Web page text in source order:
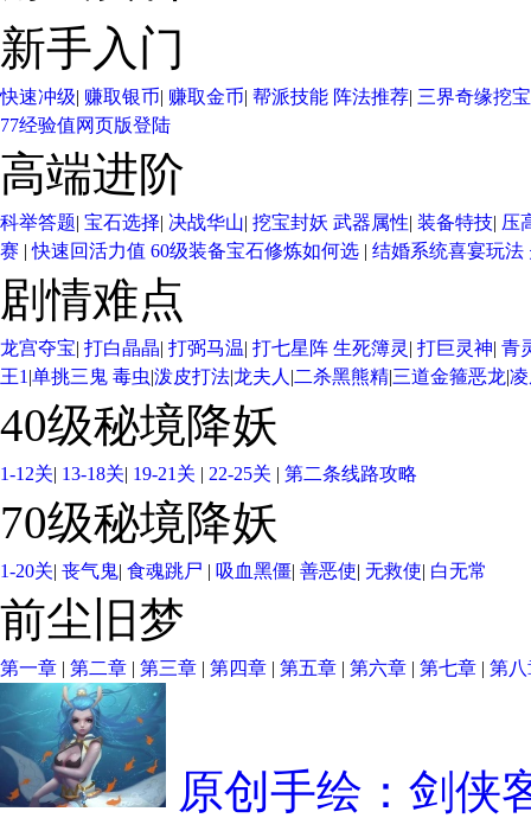
新手入门
快速冲级| 赚取银币| 赚取金币| 帮派技能 阵法推荐| 三界奇缘挖
77经验值网页版登陆
高端进阶
科举答题| 宝石选择| 决战华山| 挖宝封妖 武器属性| 装备特技| 压
赛 | 快速回活力值 60级装备宝石修炼如何选 | 结婚系统喜宴玩法
剧情难点
龙宫夺宝| 打白晶晶| 打弼马温| 打七星阵 生死簿灵 | 打巨灵神| 青
王1 |单挑三鬼 毒虫|泼皮打法|龙夫人 |二杀黑熊精|三道金箍恶龙|
40级秘境降妖
1-12关| 13-18关| 19-21关 | 22-25关 | 第二条线路攻略
70级秘境降妖
1-20关| 丧气鬼| 食魂跳尸 | 吸血黑僵| 善恶使| 无救使| 白无常
前尘旧梦
第一章 | 第二章 | 第三章 | 第四章 | 第五章 | 第六章 | 第七章 | 第
原创手绘：剑侠